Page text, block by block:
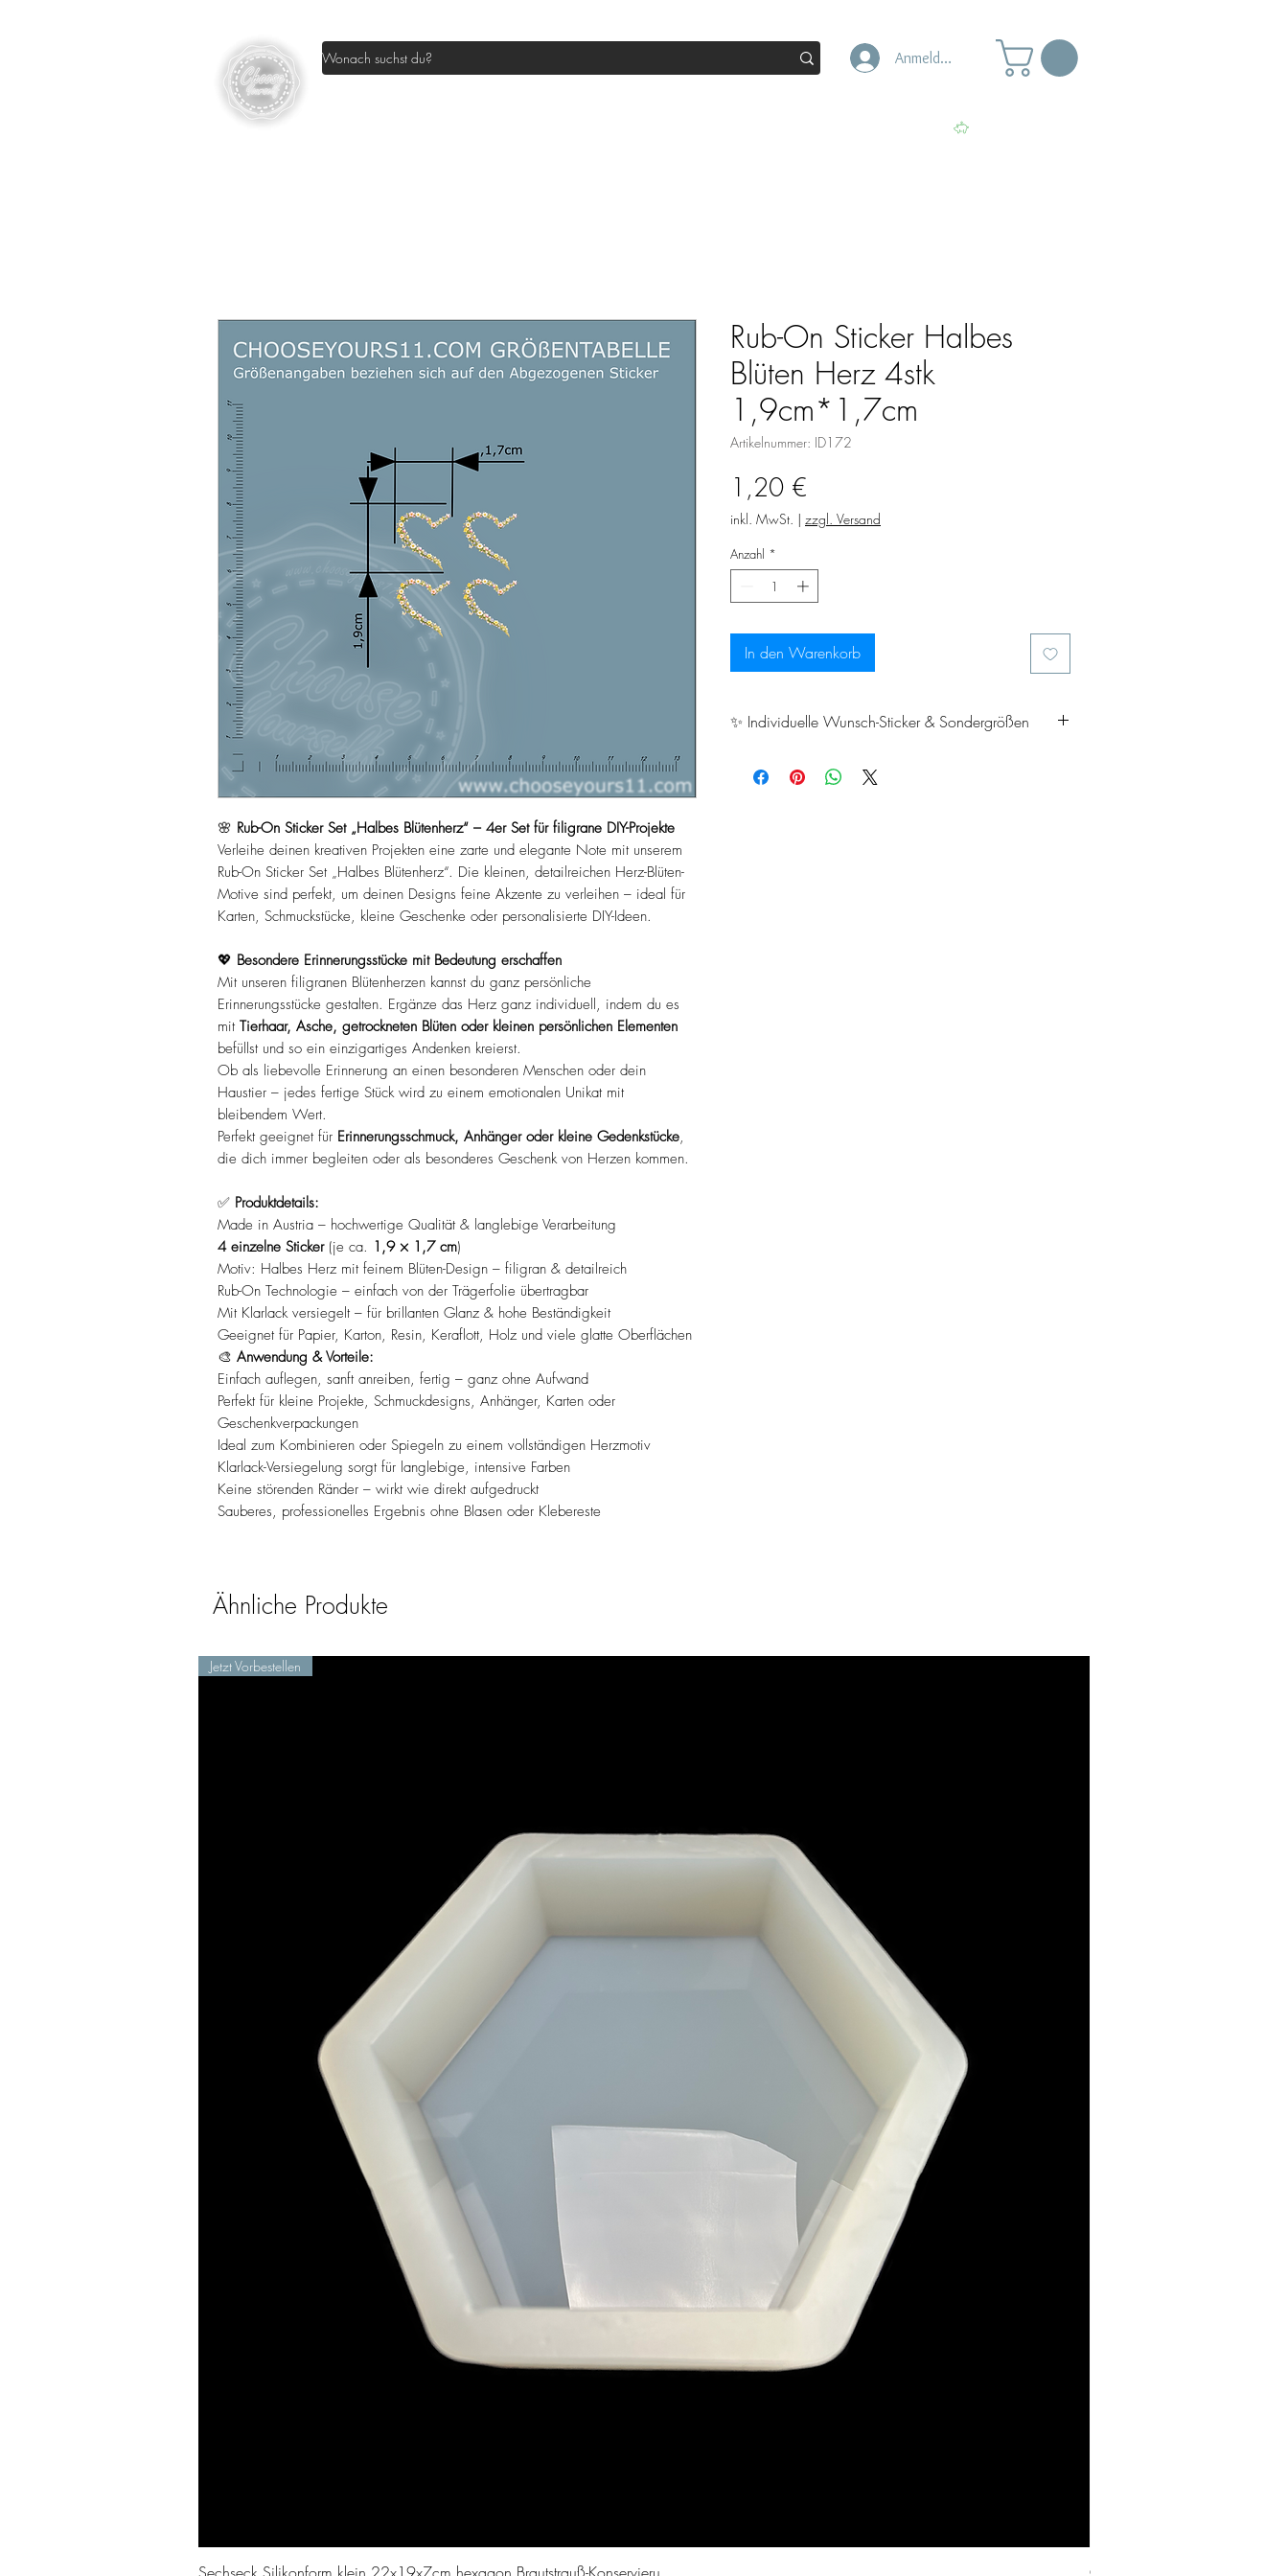
Anmelden
🌸 Rub-On Sticker Set „Halbes Blütenherz“ – 4er Set für filigrane DIY-Projekte
Verleihe deinen kreativen Projekten eine zarte und elegante Note mit unserem
Rub-On Sticker Set „Halbes Blütenherz“. Die kleinen, detailreichen Herz-Blüten-
Motive sind perfekt, um deinen Designs feine Akzente zu verleihen – ideal für
Karten, Schmuckstücke, kleine Geschenke oder personalisierte DIY-Ideen.
💖 Besondere Erinnerungsstücke mit Bedeutung erschaffen
Mit unseren filigranen Blütenherzen kannst du ganz persönliche
Erinnerungsstücke gestalten. Ergänze das Herz ganz individuell, indem du es
mit Tierhaar, Asche, getrockneten Blüten oder kleinen persönlichen Elementen
befüllst und so ein einzigartiges Andenken kreierst.
Ob als liebevolle Erinnerung an einen besonderen Menschen oder dein
Haustier – jedes fertige Stück wird zu einem emotionalen Unikat mit
bleibendem Wert.
Perfekt geeignet für Erinnerungsschmuck, Anhänger oder kleine Gedenkstücke,
die dich immer begleiten oder als besonderes Geschenk von Herzen kommen.
✅ Produktdetails:
Made in Austria – hochwertige Qualität & langlebige Verarbeitung
4 einzelne Sticker(je ca. 1,9 × 1,7 cm)
Motiv: Halbes Herz mit feinem Blüten-Design – filigran & detailreich
Rub-On Technologie – einfach von der Trägerfolie übertragbar
Mit Klarlack versiegelt – für brillanten Glanz & hohe Beständigkeit
Geeignet für Papier, Karton, Resin, Keraflott, Holz und viele glatte Oberflächen
🎨 Anwendung & Vorteile:
Einfach auflegen, sanft anreiben, fertig – ganz ohne Aufwand
Perfekt für kleine Projekte, Schmuckdesigns, Anhänger, Karten oder
Geschenkverpackungen
Ideal zum Kombinieren oder Spiegeln zu einem vollständigen Herzmotiv
Klarlack-Versiegelung sorgt für langlebige, intensive Farben
Keine störenden Ränder – wirkt wie direkt aufgedruckt
Sauberes, professionelles Ergebnis ohne Blasen oder Klebereste
Rub-On Sticker Halbes
Blüten Herz 4stk
1,9cm*1,7cm
Artikelnummer: ID172
1,20 €
inkl. MwSt. | zzgl. Versand
Anzahl *
In den Warenkorb
✨ Individuelle Wunsch-Sticker & Sondergrößen
Du möchtest deinen Sticker noch persönlicher
Ähnliche Produkte
Schnellansicht
Jetzt Vorbestellen